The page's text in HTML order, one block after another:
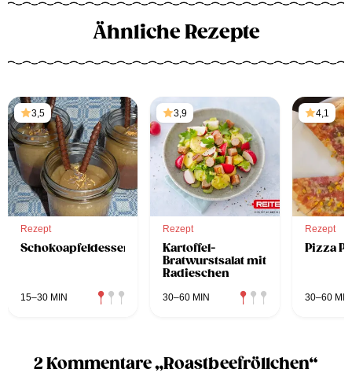
Ähnliche Rezepte
3,5
Rezept
Schokoapfeldessert
15–30 MIN
3,9
Rezept
Kartoffel-
Bratwurstsalat mit
Radieschen
30–60 MIN
4,1
Rezept
Pizza
30–60 MIN
2 Kommentare „Roastbeefröllchen“